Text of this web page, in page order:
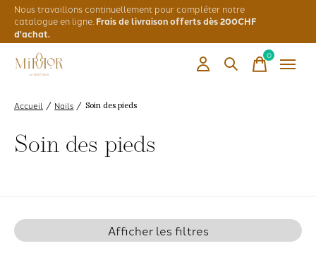
Nous travaillons continuellement pour compléter notre
catalogue en ligne. Frais de livraison offerts dès 200CHF
d'achat.
0items
Accueil / Nails / Soin des pieds
Soin des pieds
Afficher les filtres